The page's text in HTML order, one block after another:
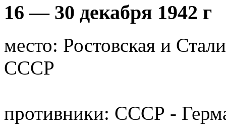
16 — 30 декабря 1942 г
место: Ростовская и
СССР
противники: СССР -